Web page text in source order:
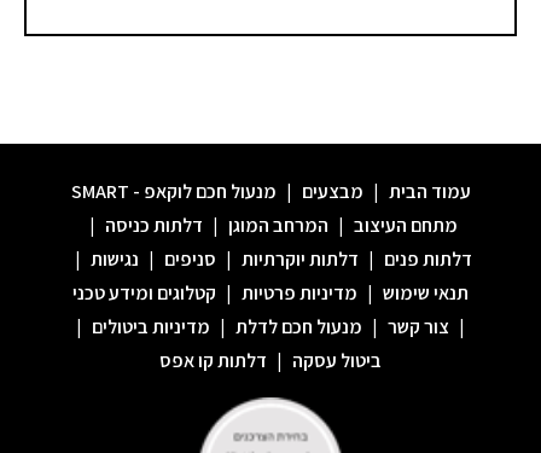
עמוד הבית | מבצעים | מנעול חכם לוקאפ - SMART
מתחם העיצוב | המרחב המוגן | דלתות כניסה |
דלתות פנים | דלתות יוקרתיות | סניפים | נגישות |
תנאי שימוש | מדיניות פרטיות | קטלוגים ומידע טכני
| צור קשר | מנעול חכם לדלת | מדיניות ביטולים |
ביטול עסקה | דלתות קו אפס